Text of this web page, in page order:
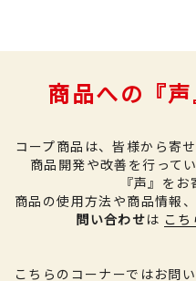
商品への『
コープ商品は、皆様から寄
商品開発や改善を行ってい
『声』をお
商品の使用方法や商品情報
問い合わせは こち
こちらのコーナーではお問